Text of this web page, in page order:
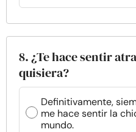
8. ¿Te hace sentir
quisiera?
Definitivamente,
me hace sentir la
mundo.